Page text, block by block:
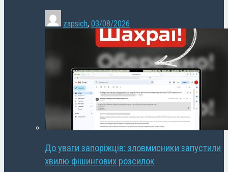
zapsich, 03/08/2026
До уваги запоріжців: зловмисники запустили
хвилю фішингових розсилок